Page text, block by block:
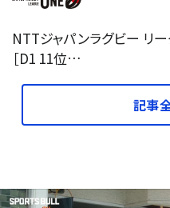
NTTジャパンラグビー リ
［D1 11位…
記事